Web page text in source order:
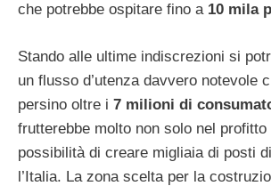
che potrebbe ospitare fino a10 mila
Stando alle ultime indiscrezioni si
un flusso d’utenza davvero notevole
persino oltre i 7 milioni di
frutterebbe molto non solo nel
possibilità di creare migliaia di posti
l’Italia. La zona scelta per la